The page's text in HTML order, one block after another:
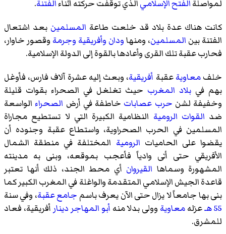
لمواصلةالفتح الإسلاميالذي توقفت حركته أثناءالفتنة.
كانت هناك عدة بلاد قد خلعت طاعة المسلمين بعد اشتعال
الفتنة بين المسلمين، ومنهاودان وأفريقية وجرمة وقصور خاوار،
فحارب عقبة تلك القرى وأعادها بالقوة إلى الدولة الإسلامية.
خلفمعاويةعقبة أفريقية، وبعث إليه عشرة آلاف فارس، فأوغل
بهم في بلاد المغرب حيث تغلغل في الصحراء بقوات قليلة
وخفيفة لشن حرب عصابات خاطفة في أرض الصحراء الواسعة
ضد القوات الرومية النظامية الكبيرة التي لا تستطيع مجاراة
المسلمين في الحرب الصحراوية، واستطاع عقبة وجنوده أن
يقضوا على الحاميات الرومية المختلفة في منطقة الشمال
الأفريقي حتى أتى وادياً فأعجب بموقعه، وبنى به مدينته
المشهورة وسماها القيروان أي محط الجند، ذلك أنها تعتبر
قاعدة الجيش الإسلامي المتقدمة والواغلة في المغرب الكبير كما
بنى بها جامعاً لا يزال حتى الآن يعرف باسم جامع عقبة، وفي سنة
55 هـ
عزلهمعاوية وولى بدلا منه أبو المهاجر دينار أفريقية، فعاد
للمشرق.